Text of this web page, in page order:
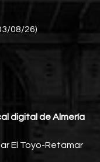
08/26)
digital de Almería
El Toyo-Retamar